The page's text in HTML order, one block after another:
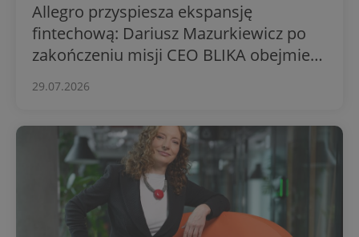
Allegro przyspiesza ekspansję
fintechową: Dariusz Mazurkiewicz po
zakończeniu misji CEO BLIKA obejmie
29.07.2026